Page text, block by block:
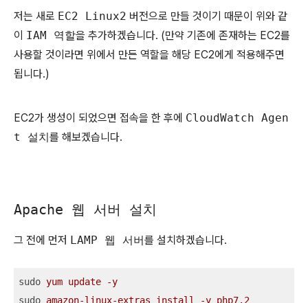
저는 새로 EC2 Linux2 버전으로 만들 것이기 때문이 위와 같
이 IAM 역할을 추가하겠습니다. (만약 기존에 존재하는 EC2를
사용할 것이라면 위에서 만든 역할을 해당 EC2에게 적용해주면
됩니다.)
EC2가 생성이 되었으면 접속을 한 후에 CloudWatch Agen
t 설치 를 해보겠습니다.
Apache 웹 서버 설치
그 전에 먼저 LAMP 웹 서버를 설치하겠습니다.
sudo yum update -y
sudo amazon-linux-extras install -y php7.2